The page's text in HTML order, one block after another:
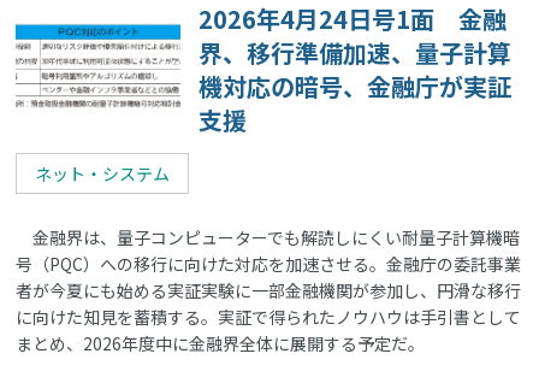
2026年4月24日号1面 金融
界、移行準備加速、量子計算
機対応の暗号、金融庁が実証
支援
ネット・システム
金融界は、量子コンピューターでも解読しにくい耐量子計算機暗
号（PQC）への移行に向けた対応を加速させる。金融庁の委託事業
者が今夏にも始める実証実験に一部金融機関が参加し、円滑な移行
に向けた知見を蓄積する。実証で得られたノウハウは手引書として
まとめ、2026年度中に金融界全体に展開する予定だ。